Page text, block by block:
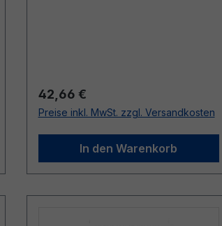
Regulärer Preis:
42,66 €
Preise inkl. MwSt. zzgl. Versandkosten
In den Warenkorb